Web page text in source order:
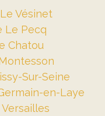
Vésinet
Le Pecq
Chatou
Sur-Seine
en-Laye